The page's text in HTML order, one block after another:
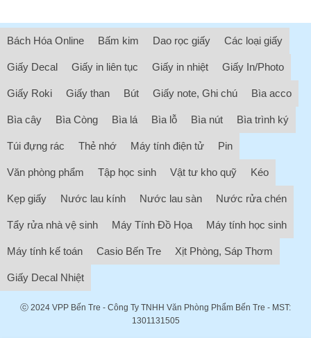
Bách Hóa Online Bấm kim Dao rọc giấy Các loại giấy
Giấy Decal Giấy in liên tục Giấy in nhiệt Giấy In/Photo
Giấy Roki Giấy than Bút Giấy note, Ghi chú Bìa acco
Bìa cây Bìa Còng Bìa lá Bìa lỗ Bìa nút Bìa trình ký
Túi đựng rác Thẻ nhớ Máy tính điện tử Pin
Văn phòng phẩm Tập học sinh Vật tư kho quỹ Kéo
Kẹp giấy Nước lau kính Nước lau sàn Nước rửa chén
Tẩy rửa nhà vệ sinh Máy Tính Đồ Họa Máy tính học sinh
Máy tính kế toán Casio Bến Tre Xịt Phòng, Sáp Thơm
Giấy Decal Nhiệt
ⓒ 2024 VPP Bến Tre - Công Ty TNHH Văn Phòng Phẩm Bến Tre - MST:
1301131505